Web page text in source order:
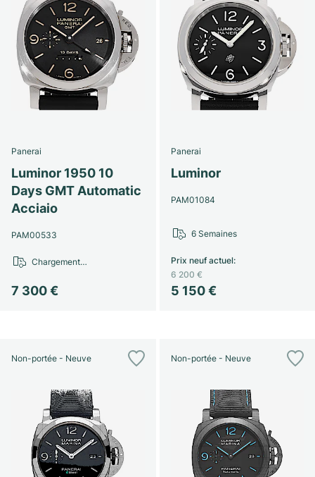
Panerai
Luminor 1950 10
Days GMT Automatic
Acciaio
PAM00533
7 300 €
Chargement…
Panerai
Luminor
PAM01084
5 150 €
Prix neuf actuel:
6 200 €
6 Semaines
Non-portée - Neuve Non-portée - Neuve